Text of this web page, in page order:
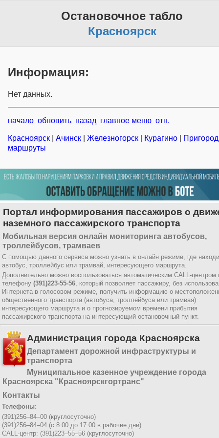
Остановочное табло
Красноярск
Информация:
Нет данных.
начало обновить назад главное меню отн.
Красноярск Ачинск Железногорск Курагино
маршруты
Портал информирования пассажиров о
наземного пассажирского транспорта
Мобильная версия онлайн мониторинга автобусов,
троллейбусов, трамваев
С помощью данного сервиса можно узнать в онлайн режиме, где
автобус, троллейбус или трамвай, интересующего маршрута.
Дополнительно можно воспользоваться автоматическим CALL-центром
телефону (391)223-55-56, который позволяет пассажиру, без
Интернета в голосовом режиме, получить информацию о
общественного транспорта (автобуса, троллейбуса или трамвая)
интересующего маршрута и о прогнозируемом времени прибытия
пассажирского транспорта на интересующий остановочный пункт.
Администрация города Красноярска
Департамент дорожной инфраструктуры и
транспорта
Муниципальное казенное учреждение города
Красноярска "Красноярскгортранс"
Контакты
Телефоны:
(391)256–84–00 (круглосуточно)
(391)256–84–04 (с 8:00 до 17:00 в рабочие дни)
CALL-центр: (391)223–55–56 (круглосуточно)